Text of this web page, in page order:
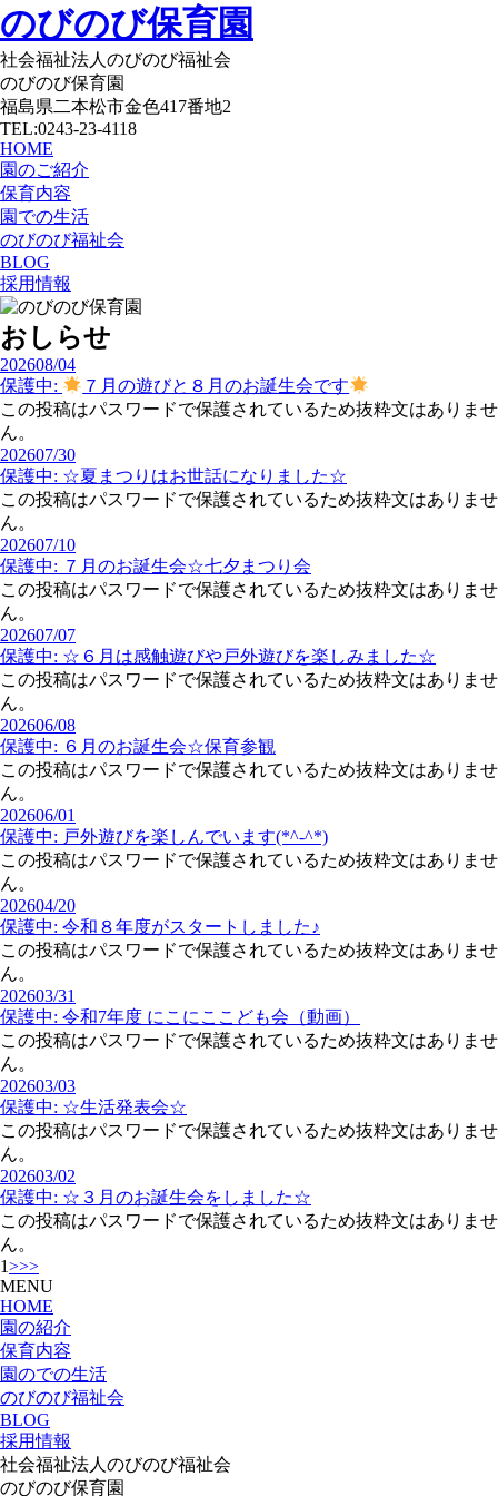
のびのび保育園
社会福祉法人のびのび福祉会
のびのび保育園
福島県二本松市金色417番地2
TEL:0243-23-4118
HOME
園のご紹介
保育内容
園での生活
のびのび福祉会
BLOG
採用情報
おしらせ
202608/04
保護中:
７月の遊びと８月のお誕生会です
この投稿はパスワードで保護されているため抜粋文はありませ
ん。
202607/30
保護中: ☆夏まつりはお世話になりました☆
この投稿はパスワードで保護されているため抜粋文はありませ
ん。
202607/10
保護中: ７月のお誕生会☆七夕まつり会
この投稿はパスワードで保護されているため抜粋文はありませ
ん。
202607/07
保護中: ☆６月は感触遊びや戸外遊びを楽しみました☆
この投稿はパスワードで保護されているため抜粋文はありませ
ん。
202606/08
保護中: ６月のお誕生会☆保育参観
この投稿はパスワードで保護されているため抜粋文はありませ
ん。
202606/01
保護中: 戸外遊びを楽しんでいます(*^-^*)
この投稿はパスワードで保護されているため抜粋文はありませ
ん。
202604/20
保護中: 令和８年度がスタートしました♪
この投稿はパスワードで保護されているため抜粋文はありませ
ん。
202603/31
保護中: 令和7年度 にこにここども会（動画）
この投稿はパスワードで保護されているため抜粋文はありませ
ん。
202603/03
保護中: ☆生活発表会☆
この投稿はパスワードで保護されているため抜粋文はありませ
ん。
202603/02
保護中: ☆３月のお誕生会をしました☆
この投稿はパスワードで保護されているため抜粋文はありませ
ん。
1>>>
MENU
HOME
園の紹介
保育内容
園のでの生活
のびのび福祉会
BLOG
採用情報
社会福祉法人のびのび福祉会
のびのび保育園